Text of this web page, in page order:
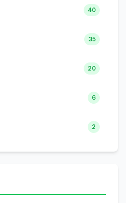
40
35
20
6
2